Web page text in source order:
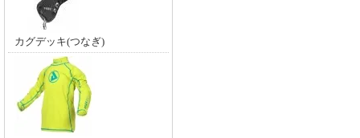
カグデッキ(つなぎ)